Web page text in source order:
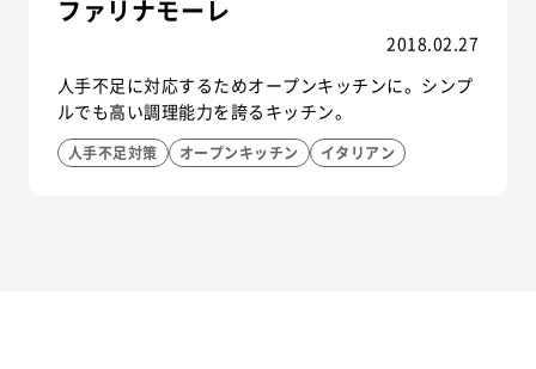
ファリナモーレ
2018.02.27
人手不足に対応するためオープンキッチンに。シンプ
ルでも高い調理能力を誇るキッチン。
人手不足対策 オープンキッチン イタリアン